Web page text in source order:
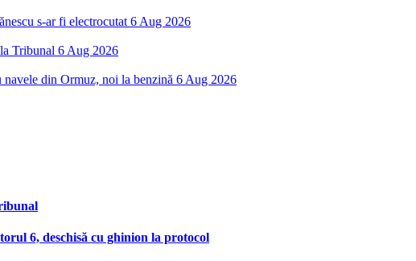
s-ar fi electrocutat 6 Aug 2026
Tribunal 6 Aug 2026
din Ormuz, noi la benzină 6 Aug 2026
6, deschisă cu ghinion la protocol